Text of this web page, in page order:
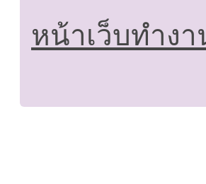
หน้าเว็บทำง